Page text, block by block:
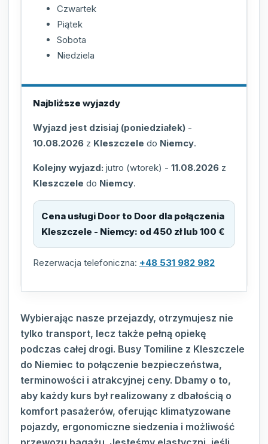
Czwartek
Piątek
Sobota
Niedziela
Najbliższe wyjazdy
Wyjazd jest dzisiaj (poniedziałek) -
10.08.2026 z Kleszczele do Niemcy.
Kolejny wyjazd: jutro (wtorek) - 11.08.2026 z
Kleszczele do Niemcy.
Cena usługi Door to Door dla połączenia
Kleszczele - Niemcy: od 450 zł lub 100 €
Rezerwacja telefoniczna: +48 531 982 982
Wybierając nasze przejazdy, otrzymujesz nie
tylko transport, lecz także pełną opiekę
podczas całej drogi. Busy Tomiline z Kleszczele
do Niemiec to połączenie bezpieczeństwa,
terminowości i atrakcyjnej ceny. Dbamy o to,
aby każdy kurs był realizowany z dbałością o
komfort pasażerów, oferując klimatyzowane
pojazdy, ergonomiczne siedzenia i możliwość